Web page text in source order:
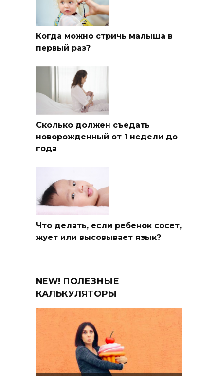
Когда можно стричь малыша в
первый раз?
Сколько должен съедать
новорожденный от 1 недели до
года
Что делать, если ребенок сосет,
жует или высовывает язык?
NEW! ПОЛЕЗНЫЕ
КАЛЬКУЛЯТОРЫ